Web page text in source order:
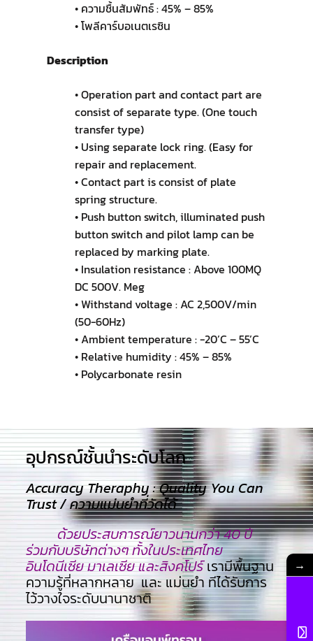
• ความชื้นสัมพัทธ์ : 45% – 85%
• โพลีคาร์บอเนตเรซิน
Description
• Operation part and contact part are
consist of separate type. (One touch
transfer type)
• Using separate lock ring. (Easy for
repair and replacement.
• Contact part is consist of plate
spring structure.
• Push button switch, illuminated push
button switch and pilot lamp can be
replaced by marking plate.
• Insulation resistance : Above 100MQ
DC 500V. Meg
• Withstand voltage : AC 2,500V/min
(50-60Hz)
• Ambient temperature : -20’C – 55’C
• Relative humidity : 45% – 85%
• Polycarbonate resin
อุปกรณ์ชั้นนำระดับโลก​
Accuracy Theraphy : Quality You Can
Trust / ความแม่นยำที่วัดได้
ด้วยประสบการณ์ยาวนานกว่า 40 ปี
ร่วมกับบริษัทต่างๆ ทั้งในประเทศไทย
อินโดนีเซีย มาเลเซีย และสิงคโปร์เรามีพื้นฐาน
ความรู้ที่หลากหลาย และ แม่นยำ ทีไ่ด้รับการ
ไว้วางใจระดับนานาชาติ
→